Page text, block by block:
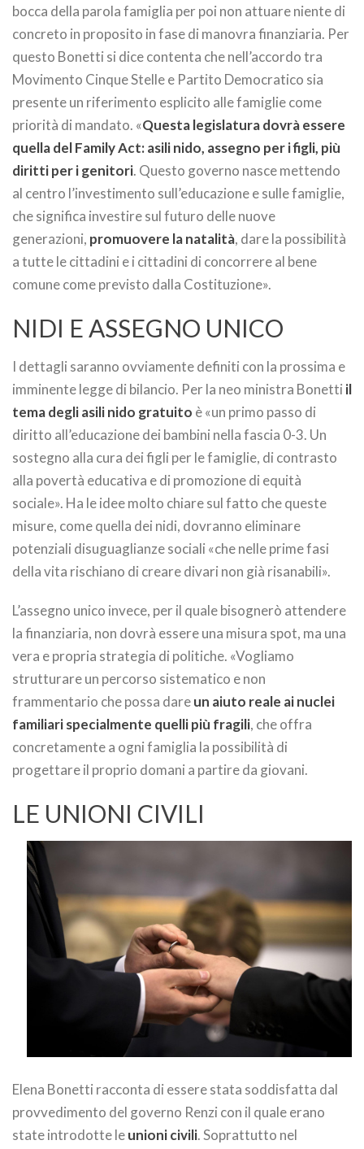
bocca della parola famiglia per poi non attuare niente di
concreto in proposito in fase di manovra finanziaria. Per
questo Bonetti si dice contenta che nell’accordo tra
Movimento Cinque Stelle e Partito Democratico sia
presente un riferimento esplicito alle famiglie come
priorità di mandato. «Questa legislatura dovrà essere
quella del Family Act: asili nido, assegno per i figli, più
diritti per i genitori. Questo governo nasce mettendo
al centro l’investimento sull’educazione e sulle famiglie,
che significa investire sul futuro delle nuove
generazioni, promuovere la natalità, dare la possibilità
a tutte le cittadini e i cittadini di concorrere al bene
comune come previsto dalla Costituzione».
NIDI E ASSEGNO UNICO
I dettagli saranno ovviamente definiti con la prossima e
imminente legge di bilancio. Per la neo ministra Bonetti il
tema degli asili nido gratuito è «un primo passo di
diritto all’educazione dei bambini nella fascia 0-3. Un
sostegno alla cura dei figli per le famiglie, di contrasto
alla povertà educativa e di promozione di equità
sociale». Ha le idee molto chiare sul fatto che queste
misure, come quella dei nidi, dovranno eliminare
potenziali disuguaglianze sociali «che nelle prime fasi
della vita rischiano di creare divari non già risanabili».
L’assegno unico invece, per il quale bisognerò attendere
la finanziaria, non dovrà essere una misura spot, ma una
vera e propria strategia di politiche. «Vogliamo
strutturare un percorso sistematico e non
frammentario che possa dareun aiuto reale ai nuclei
familiari specialmente quelli più fragili, che offra
concretamente a ogni famiglia la possibilità di
progettare il proprio domani a partire da giovani.
LE UNIONI CIVILI
Elena Bonetti racconta di essere stata soddisfatta dal
provvedimento del governo Renzi con il quale erano
state introdotte leunioni civili. Soprattutto nel